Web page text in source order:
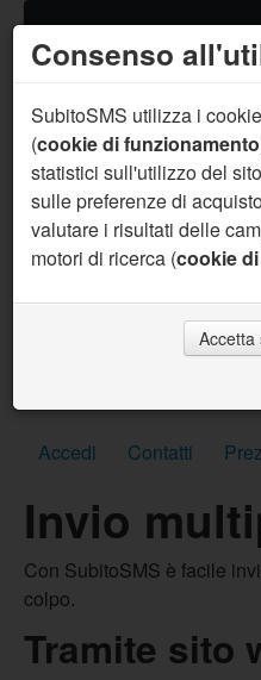
Home
Servizi SMS
Gateway SMS
Acquista SMS
Aiuto
Sei un
personalizzate, SMS
Accedi Contatti
Consenso
SubitoSMS utilizza i
(cookie di funzionamento
statistici sull'utilizzo del
sulle preferenze di
valutare i risultati delle
motori di ricerca (cookie
Accetta
Invio
Con SubitoSMS è facile
colpo.
Tramite sito